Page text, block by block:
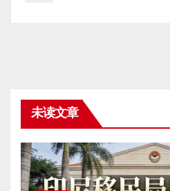
未读文章